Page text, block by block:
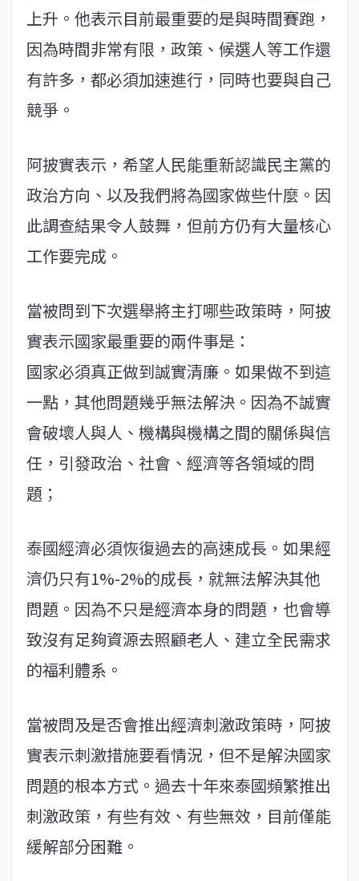
上升。他表示目前最重要的是與時間賽跑，
因為時間非常有限，政策、候選人等工作還
有許多，都必須加速進行，同時也要與自己
競爭。
阿披實表示，希望人民能重新認識民主黨的
政治方向、以及我們將為國家做些什麼。因
此調查結果令人鼓舞，但前方仍有大量核心
工作要完成。
當被問到下次選舉將主打哪些政策時，阿披
實表示國家最重要的兩件事是：
國家必須真正做到誠實清廉。如果做不到這
一點，其他問題幾乎無法解決。因為不誠實
會破壞人與人、機構與機構之間的關係與信
任，引發政治、社會、經濟等各領域的問
題；
泰國經濟必須恢復過去的高速成長。如果經
濟仍只有1%-2%的成長，就無法解決其他
問題。因為不只是經濟本身的問題，也會導
致沒有足夠資源去照顧老人、建立全民需求
的福利體系。
當被問及是否會推出經濟刺激政策時，阿披
實表示刺激措施要看情況，但不是解決國家
問題的根本方式。過去十年來泰國頻繁推出
刺激政策，有些有效、有些無效，目前僅能
緩解部分困難。